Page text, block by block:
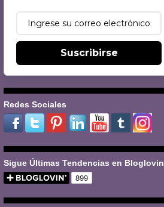
Suscribirse
Redes Sociales
Sigue Últimas Tendencias en Bloglovin